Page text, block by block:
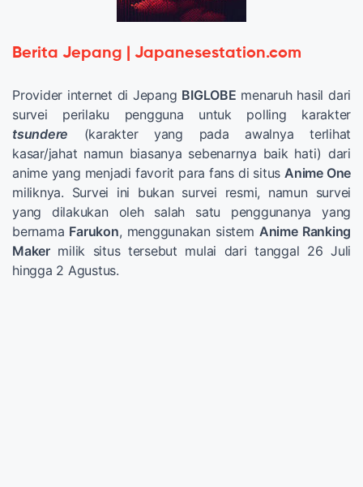
Berita Jepang | Japanesestation.com
Provider internet di Jepang BIGLOBE menaruh hasil dari
survei perilaku pengguna untuk polling karakter
tsundere (karakter yang pada awalnya terlihat
kasar/jahat namun biasanya sebenarnya baik hati) dari
anime yang menjadi favorit para fans di situs Anime One
miliknya. Survei ini bukan survei resmi, namun survei
yang dilakukan oleh salah satu penggunanya yang
bernama Farukon, menggunakan sistem Anime Ranking
Makermilik situs tersebut mulai dari tanggal 26 Juli
hingga 2 Agustus.